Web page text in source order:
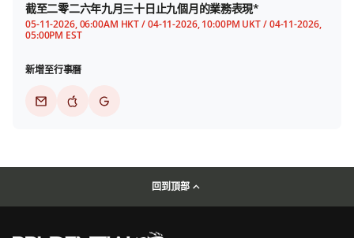
截至二零二六年九月三十日止九個月的業務表現*
05-11-2026, 06:00AM HKT / 04-11-2026, 10:00PM UKT / 04-11-2026,
05:00PM EST
新增至行事曆
回到頂部